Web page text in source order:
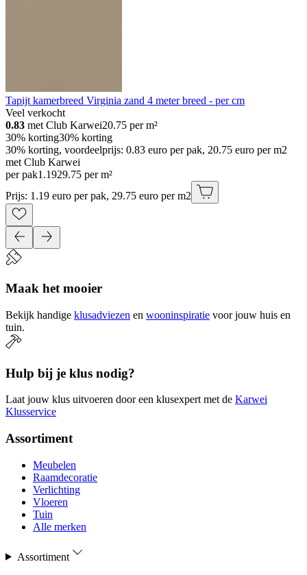
Tapijt kamerbreed Virginia zand 4 meter breed - per cm
Veel verkocht
0.83 met Club Karwei20.75 per m²
30% korting30% korting
30% korting, voordeelprijs: 0.83 euro per pak, 20.75 euro per m2
met Club Karwei
per pak1 .1929.75 per m²
Prijs: 1.19 euro per pak, 29.75 euro per m2
Maak het mooier
Bekijk handige klusadviezen en wooninspiratie voor jouw huis en
tuin.
Hulp bij je klus nodig?
Laat jouw klus uitvoeren door een klusexpert met de Karwei
Klusservice
Assortiment
Meubelen
Raamdecoratie
Verlichting
Vloeren
Tuin
Alle merken
Assortiment